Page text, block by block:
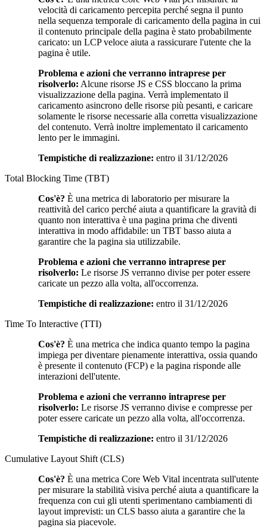
velocità di caricamento percepita perché segna il punto
nella sequenza temporale di caricamento della pagina in cui
il contenuto principale della pagina è stato probabilmente
caricato: un LCP veloce aiuta a rassicurare l'utente che la
pagina è utile.
Problema e azioni che verranno intraprese per
risolverlo: Alcune risorse JS e CSS bloccano la prima
visualizzazione della pagina. Verrà implementato il
caricamento asincrono delle risorse più pesanti, e caricare
solamente le risorse necessarie alla corretta visualizzazione
del contenuto. Verrà inoltre implementato il caricamento
lento per le immagini.
Tempistiche di realizzazione: entro il 31/12/2026
Total Blocking Time (TBT)
Cos'è? È una metrica di laboratorio per misurare la
reattività del carico perché aiuta a quantificare la gravità di
quanto non interattiva è una pagina prima che diventi
interattiva in modo affidabile: un TBT basso aiuta a
garantire che la pagina sia utilizzabile.
Problema e azioni che verranno intraprese per
risolverlo: Le risorse JS verranno divise per poter essere
caricate un pezzo alla volta, all'occorrenza.
Tempistiche di realizzazione: entro il 31/12/2026
Time To Interactive (TTI)
Cos'è? È una metrica che indica quanto tempo la pagina
impiega per diventare pienamente interattiva, ossia quando
è presente il contenuto (FCP) e la pagina risponde alle
interazioni dell'utente.
Problema e azioni che verranno intraprese per
risolverlo: Le risorse JS verranno divise e compresse per
poter essere caricate un pezzo alla volta, all'occorrenza.
Tempistiche di realizzazione: entro il 31/12/2026
Cumulative Layout Shift (CLS)
Cos'è? È una metrica Core Web Vital incentrata sull'utente
per misurare la stabilità visiva perché aiuta a quantificare la
frequenza con cui gli utenti sperimentano cambiamenti di
layout imprevisti: un CLS basso aiuta a garantire che la
pagina sia piacevole.